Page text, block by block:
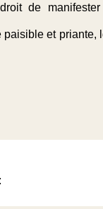
de
et priante,